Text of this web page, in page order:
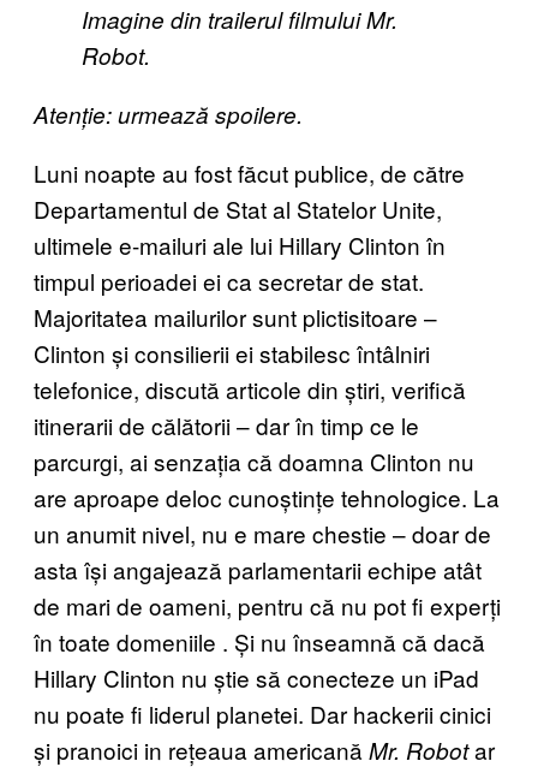
Imagine din trailerul filmului Mr.
Robot.
Atenție: urmează spoilere.
Luni noapte au fost făcut publice, de către
Departamentul de Stat al Statelor Unite,
ultimele e-mailuri ale lui Hillary Clinton în
timpul perioadei ei ca secretar de stat.
Majoritatea mailurilor sunt plictisitoare –
Clinton și consilierii ei stabilesc întâlniri
telefonice, discută articole din știri, verifică
itinerarii de călătorii – dar în timp ce le
parcurgi, ai senzația că doamna Clinton nu
are aproape deloc cunoștințe tehnologice. La
un anumit nivel, nu e mare chestie – doar de
asta își angajează parlamentarii echipe atât
de mari de oameni, pentru că nu pot fi experți
în toate domeniile . Și nu înseamnă că dacă
Hillary Clinton nu știe să conecteze un iPad
nu poate fi liderul planetei. Dar hackerii cinici
și pranoici in rețeaua americană Mr. Robotar